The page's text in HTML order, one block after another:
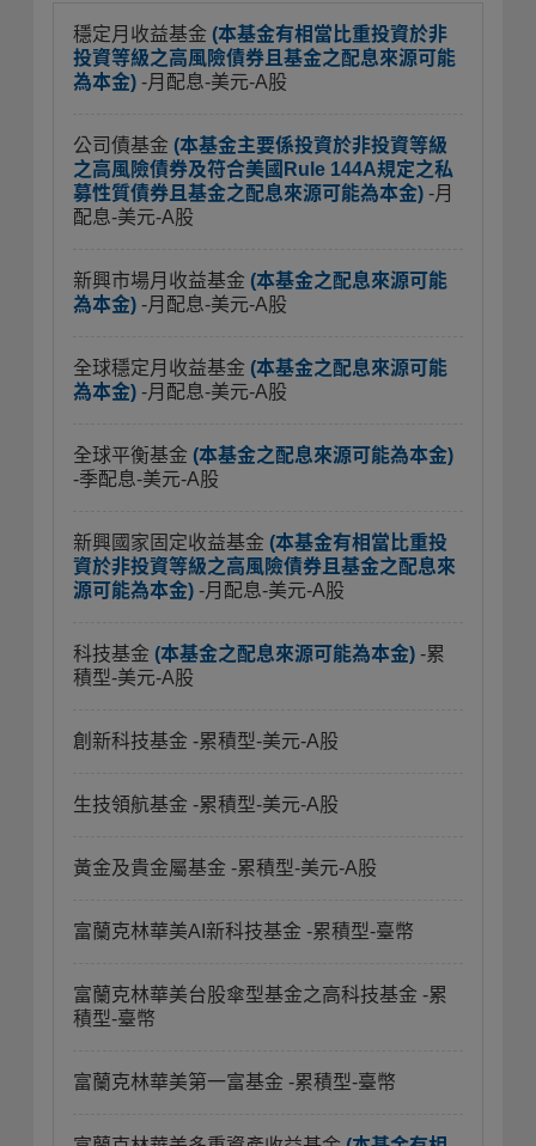
穩定月收益基金 (本基金有相當比重投資於非
投資等級之高風險債券且基金之配息來源可能
為本金) -月配息-美元-A股
公司債基金 (本基金主要係投資於非投資等級
之高風險債券及符合美國Rule 144A規定之私
募性質債券且基金之配息來源可能為本金) -月
配息-美元-A股
新興市場月收益基金 (本基金之配息來源可能
為本金) -月配息-美元-A股
全球穩定月收益基金 (本基金之配息來源可能
為本金) -月配息-美元-A股
全球平衡基金 (本基金之配息來源可能為本金)
-季配息-美元-A股
新興國家固定收益基金 (本基金有相當比重投
資於非投資等級之高風險債券且基金之配息來
源可能為本金) -月配息-美元-A股
科技基金 (本基金之配息來源可能為本金) -累
積型-美元-A股
創新科技基金 -累積型-美元-A股
生技領航基金 -累積型-美元-A股
黃金及貴金屬基金 -累積型-美元-A股
富蘭克林華美AI新科技基金 -累積型-臺幣
富蘭克林華美台股傘型基金之高科技基金 -累
積型-臺幣
富蘭克林華美第一富基金 -累積型-臺幣